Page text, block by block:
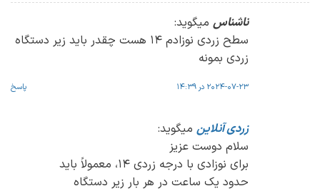
ناشناس میگوید:
سطح زردی نوزادم 14 هست چقدر باید زیر دستگاه
زردی بمونه
2024-07-23 در 14:39 پاسخ
زردی آنلاین میگوید:
سلام دوست عزیز
برای نوزادی با درجه زردی 14، معمولاً باید
حدود یک ساعت در هر بار زیر دستگاه